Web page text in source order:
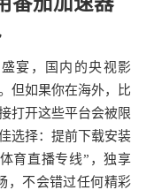
宴，国内的央视影
但如果你在海外，比
打开这些平台会被限
选择：提前下载安装
育直播专线”，独享
，不会错过任何精彩